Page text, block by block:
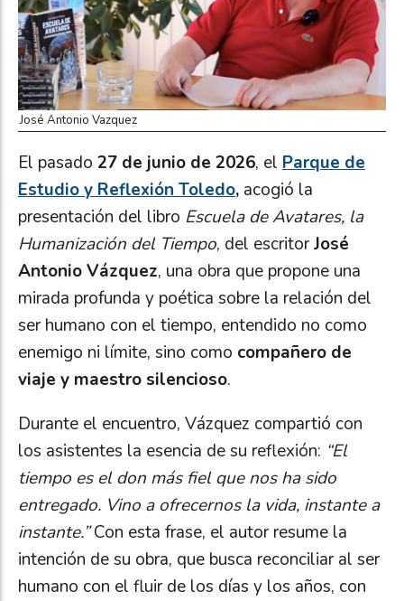
José Antonio Vazquez
El pasado 27 de junio de 2026, el Parque de
Estudio y Reflexión Toledo, acogió la
presentación del libro Escuela de Avatares, la
Humanización del Tiempo, del escritorJosé
Antonio Vázquez, una obra que propone una
mirada profunda y poética sobre la relación del
ser humano con el tiempo, entendido no como
enemigo ni límite, sino como compañero de
viaje y maestro silencioso.
Durante el encuentro, Vázquez compartió con
los asistentes la esencia de su reflexión: “El
tiempo es el don más fiel que nos ha sido
entregado. Vino a ofrecernos la vida, instante a
instante.”Con esta frase, el autor resume la
intención de su obra, que busca reconciliar al ser
humano con el fluir de los días y los años, con